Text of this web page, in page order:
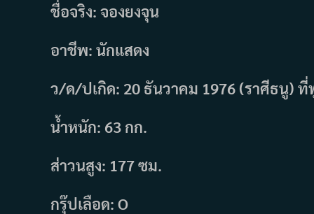
ชื่อจริง: จองยงจุน
อาชีพ: นักแสดง
ว/ด/ปเกิด: 20 ธันวาคม 1976 (ราศีธนู) ที่
น้ำหนัก: 63 กก.
ส่าวนสูง: 177 ซม.
กรุ๊ปเลือด: O